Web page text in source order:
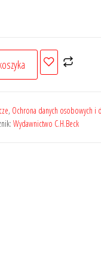
, Ochrona danych osobowych i
Wydawnictwo C.H.Beck